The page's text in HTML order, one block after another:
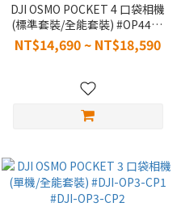
DJI OSMO POCKET 4 口袋相機
(標準套裝/全能套裝) #OP4402
#OP4401
NT$14,690 ~ NT$18,590